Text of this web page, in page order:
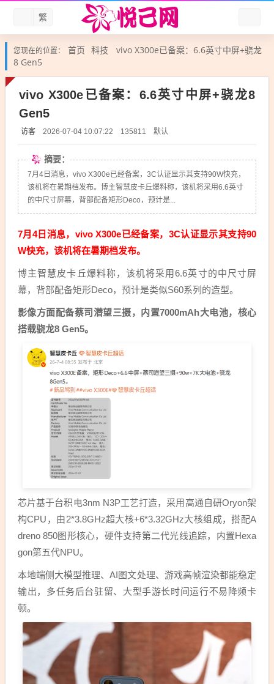
繁
您现在的位置： 首页 科技
vivo X300e已备案：6.6英寸中屏+骁龙
8 Gen5
vivo X300e已备案：6.6英寸中屏+骁龙8
Gen5
访客 2026-07-04 10:07:22 135811 默认
摘要：
7月4日消息，vivo X300e已经备案，3C认证显示其支持90W快充，
该机将在暑期档发布。博主智慧皮卡丘爆料称，该机将采用6.6英寸
的中尺寸屏幕，背部配备矩形Deco，预计是...
7月4日消息，vivo X300e已经备案，3C认证显示其支持90
W快充，该机将在暑期档发布。
博主智慧皮卡丘爆料称，该机将采用6.6英寸的中尺寸屏
幕，背部配备矩形Deco，预计是类似S60系列的造型。
影像方面配备蔡司潜望三摄，内置7000mAh大电池，核心
搭载骁龙8 Gen5。
芯片基于台积电3nm N3P工艺打造，采用高通自研Oryon架
构CPU，由2*3.8GHz超大核+6*3.32GHz大核组成，搭配A
dreno 850图形核心，硬件支持第二代光线追踪，内置Hexa
gon第五代NPU。
本地端侧大模型推理、AI图文处理、游戏高帧渲染都能稳定
输出，多任务后台驻留、大型手游长时间运行不易降频卡
顿。